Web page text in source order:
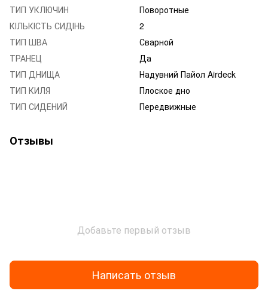
ТИП УКЛЮЧИН
Поворотные
КІЛЬКІСТЬ СИДІНЬ
2
ТИП ШВА
Сварной
ТРАНЕЦ
Да
ТИП ДНИЩА
Надувний Пайол Airdeck
ТИП КИЛЯ
Плоское дно
ТИП СИДЕНИЙ
Передвижные
Отзывы
Добавьте первый отзыв
Написать отзыв